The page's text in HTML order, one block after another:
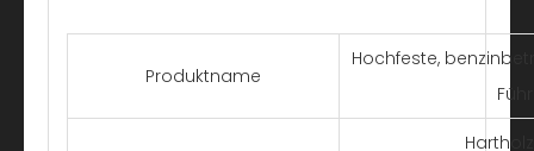
Produktname
Hochfeste,